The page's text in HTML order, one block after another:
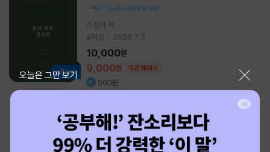
F 필기 기능을 사용해 보세요! ]
이정하 저
e퍼플
2026.7.3.
9,000원 쿠폰혜택가
10,000원
500원
2
오늘은 그만 보기